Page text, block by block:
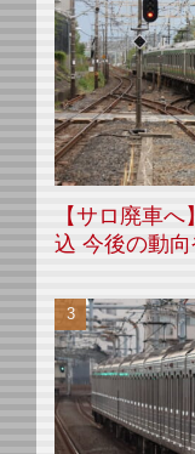
【サロ廃車
込 今後の動